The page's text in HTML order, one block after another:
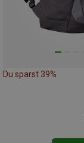
Du sparst 39%